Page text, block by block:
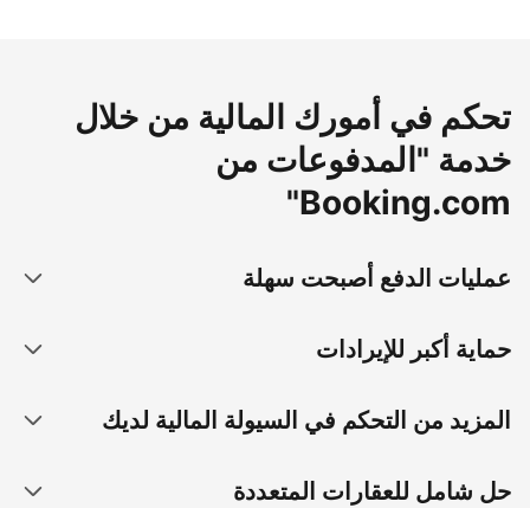
تحكم في أمورك المالية من خلال
خدمة "المدفوعات من
Booking.com"
عمليات الدفع أصبحت سهلة
حماية أكبر للإيرادات
المزيد من التحكم في السيولة المالية لديك
حل شامل للعقارات المتعددة